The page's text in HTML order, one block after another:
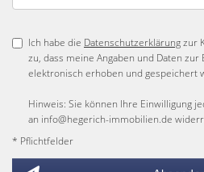
Ich habe die Datenschutzerklärungzur
zu, dass meine Angaben und Daten
elektronisch erhoben und gespeichert
Hinweis: Sie können Ihre Einwilligung
an info@hegerich-immobilien.de
* Pflichtfelder